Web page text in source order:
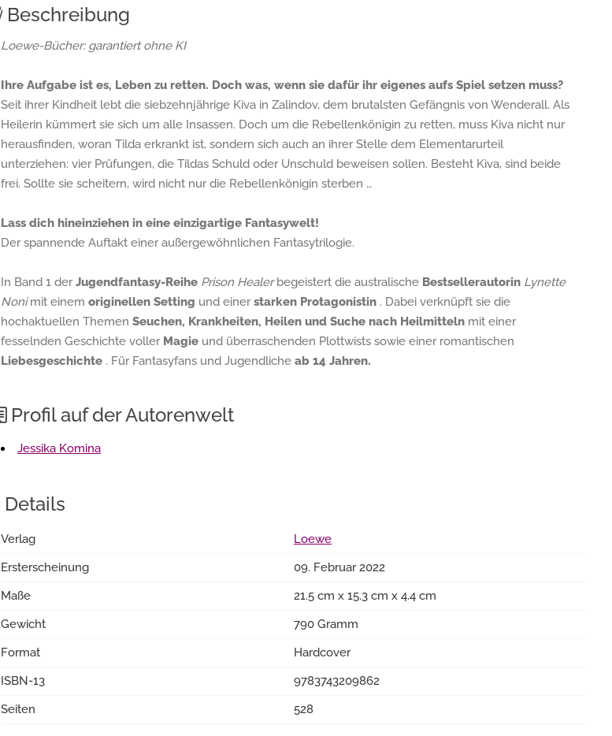
Beschreibung
Loewe-Bücher: garantiert ohne KI
Ihre Aufgabe ist es, Leben zu retten. Doch was, wenn sie dafür ihr eigenes aufs Spiel setzen muss?
Seit ihrer Kindheit lebt die siebzehnjährige Kiva in Zalindov, dem brutalsten Gefängnis von Wenderall. Als
Heilerin kümmert sie sich um alle Insassen. Doch um die Rebellenkönigin zu retten, muss Kiva nicht nur
herausfinden, woran Tilda erkrankt ist, sondern sich auch an ihrer Stelle dem Elementarurteil
unterziehen: vier Prüfungen, die Tildas Schuld oder Unschuld beweisen sollen. Besteht Kiva, sind beide
frei. Sollte sie scheitern, wird nicht nur die Rebellenkönigin sterben …
Lass dich hineinziehen in eine einzigartige Fantasywelt!
Der spannende Auftakt einer außergewöhnlichen Fantasytrilogie.
In Band 1 derJugendfantasy-Reihe Prison Healerbegeistert die australische Bestsellerautorin Lynette
Nonimit einem originellen Setting und einerstarken Protagonistin . Dabei verknüpft sie die
hochaktuellen Themen Seuchen, Krankheiten, Heilen und Suche nach Heilmitteln mit einer
fesselnden Geschichte voller Magie und überraschenden Plottwists sowie einer romantischen
Liebesgeschichte . Für Fantasyfans und Jugendliche ab 14 Jahren.
Profil auf der Autorenwelt
Jessika Komina
Details
Verlag
Loewe
Ersterscheinung
09. Februar 2022
Maße
21.5 cm x 15.3 cm x 4.4 cm
Gewicht
790 Gramm
Format
Hardcover
ISBN-13
9783743209862
Seiten
528